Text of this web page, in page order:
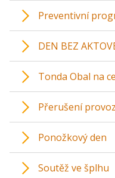
Preventivní
DEN BEZ
Tonda Obal na
Přerušení
Ponožkový den
Soutěž ve šplhu